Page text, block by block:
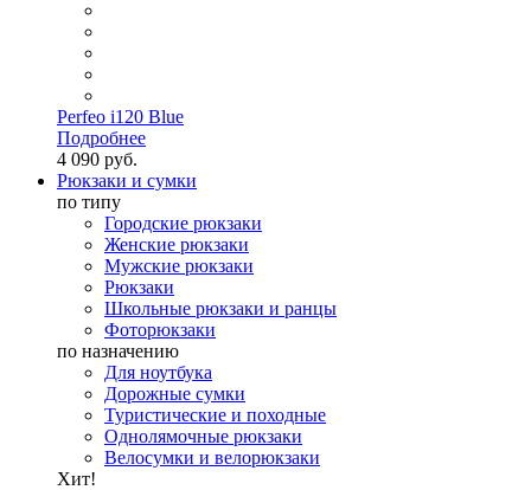
Perfeo i120 Blue
Подробнее
4 090 руб.
Рюкзаки и сумки
по типу
Городские рюкзаки
Женские рюкзаки
Мужские рюкзаки
Рюкзаки
Школьные рюкзаки и ранцы
Фоторюкзаки
по назначению
Для ноутбука
Дорожные сумки
Туристические и походные
Однолямочные рюкзаки
Велосумки и велорюкзаки
Хит!